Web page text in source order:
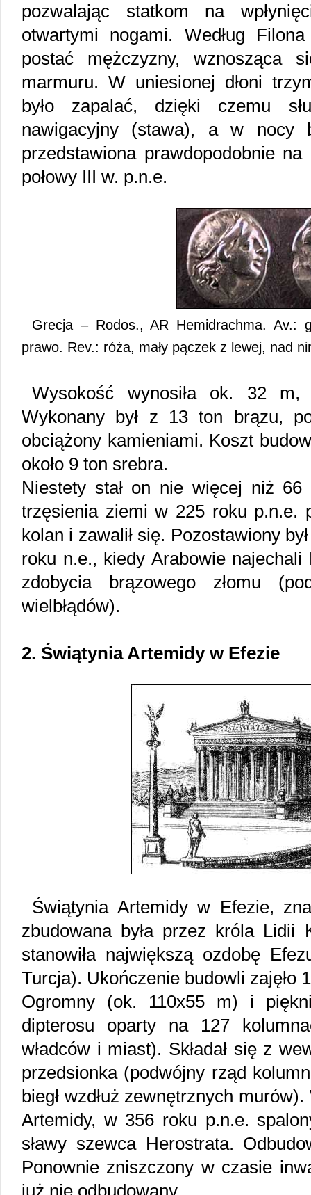
pozwalając statkom na
otwartymi nogami. Według
postać mężczyzny, wznosząca
marmuru. W uniesionej dłoni
było zapalać, dzięki czemu
nawigacyjny (stawa), a w nocy
przedstawiona prawdopodobnie
połowy III w. p.n.e.
Grecja – Rodos., AR Hemidrachma. Av.:
prawo. Rev.: róża, mały pączek z lewej, nad
Wysokość wynosiła ok. 32
Wykonany był z 13 ton brązu,
obciążony kamieniami. Koszt
około 9 ton srebra.
Niestety stał on nie więcej niż
trzęsienia ziemi w 225 roku p.n.e.
kolan i zawalił się. Pozostawiony
roku n.e., kiedy Arabowie
zdobycia brązowego złomu
wielbłądów).
2. Świątynia Artemidy w Efezie
Świątynia Artemidy w Efezie,
zbudowana była przez króla
stanowiła największą ozdobę
Turcja). Ukończenie budowli zajęło
Ogromny (ok. 110x55 m) i
dipterosu oparty na 127
władców i miast). Składał się z
przedsionka (podwójny rząd
biegł wzdłuż zewnętrznych
Artemidy, w 356 roku p.n.e.
sławy szewca Herostrata.
Ponownie zniszczony w czasie
już nie odbudowany.